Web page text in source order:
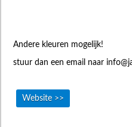
Andere kleuren mogelijk!
stuur dan een email naar
Website >>